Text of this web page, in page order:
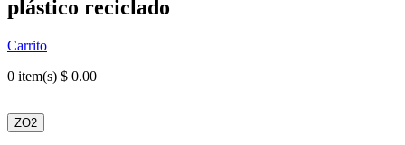
plástico reciclado
Carrito
0 item(s) $ 0.00
ZO2